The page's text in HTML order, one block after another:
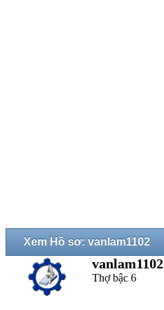
Xem Hồ sơ: vanlam1102
vanlam1102
Thợ bậc 6